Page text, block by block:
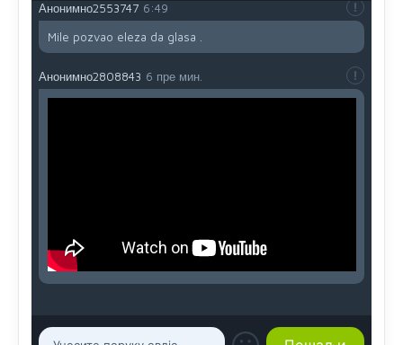
Анонимно2553747 6:49
Mile pozvao eleza da glasa .
Анонимно2808843 6 пре мин.